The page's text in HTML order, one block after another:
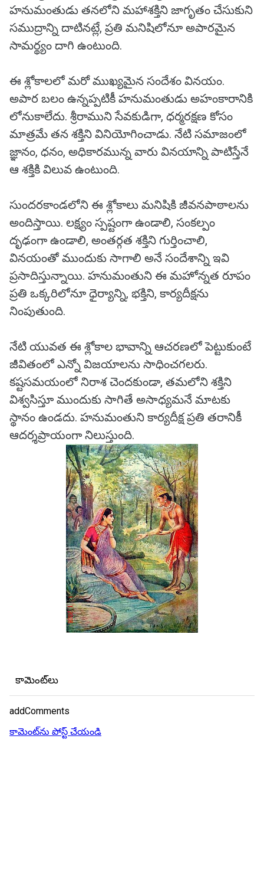
హనుమంతుడు తనలోని మహాశక్తిని జాగృతం చేసుకుని
సముద్రాన్ని దాటినట్లే, ప్రతి మనిషిలోనూ అపారమైన
సామర్థ్యం దాగి ఉంటుంది.
ఈ శ్లోకాలలో మరో ముఖ్యమైన సందేశం వినయం.
అపార బలం ఉన్నప్పటికీ హనుమంతుడు అహంకారానికి
లోనుకాలేదు. శ్రీరాముని సేవకుడిగా, ధర్మరక్షణ కోసం
మాత్రమే తన శక్తిని వినియోగించాడు. నేటి సమాజంలో
జ్ఞానం, ధనం, అధికారమున్న వారు వినయాన్ని పాటిస్తేనే
ఆ శక్తికి విలువ ఉంటుంది.
సుందరకాండలోని ఈ శ్లోకాలు మనిషికి జీవనపాఠాలను
అందిస్తాయి. లక్ష్యం స్పష్టంగా ఉండాలి, సంకల్పం
దృఢంగా ఉండాలి, అంతర్గత శక్తిని గుర్తించాలి,
వినయంతో ముందుకు సాగాలి అనే సందేశాన్ని ఇవి
ప్రసాదిస్తున్నాయి. హనుమంతుని ఈ మహోన్నత రూపం
ప్రతి ఒక్కరిలోనూ ధైర్యాన్ని, భక్తిని, కార్యదీక్షను
నింపుతుంది.
నేటి యువత ఈ శ్లోకాల భావాన్ని ఆచరణలో పెట్టుకుంటే
జీవితంలో ఎన్నో విజయాలను సాధించగలరు.
కష్టసమయంలో నిరాశ చెందకుండా, తమలోని శక్తిని
విశ్వసిస్తూ ముందుకు సాగితే అసాధ్యమనే మాటకు
స్థానం ఉండదు. హనుమంతుని కార్యదీక్ష ప్రతి తరానికీ
ఆదర్శప్రాయంగా నిలుస్తుంది.
కామెంట్‌లు
addComments
కామెంట్‌ను పోస్ట్ చేయండి